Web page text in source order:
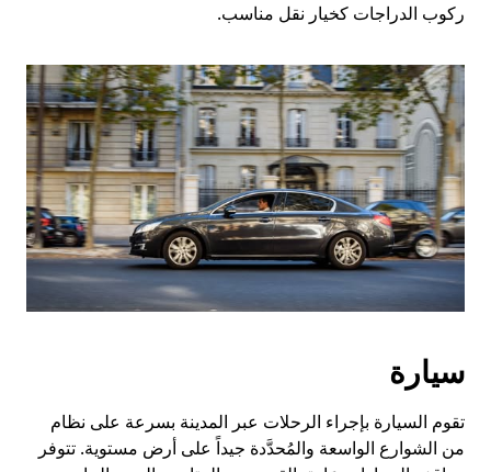
ركوب الدراجات كخيار نقل مناسب.
سيارة
تقوم السيارة بإجراء الرحلات عبر المدينة بسرعة على نظام
من الشوارع الواسعة والمُحدَّدة جيداً على أرض مستوية. تتوفر